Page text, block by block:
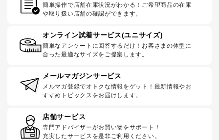
簡単操作で店舗在庫状況がわかる！ご希望商品の在庫
や取り扱い店舗の確認ができます。
オンライン試着サービス(ユニサイズ)
簡単なアンケートに回答するだけ！お客さまの体型に
合った最適なサイズをご提案します。
メールマガジンサービス
メルマガ登録でオトクな情報をゲット！最新情報やお
すすめトピックスをお届けします。
店舗サービス
専門アドバイザーがお買い物をサポート！
充実したサービスを是非ご利用ください。